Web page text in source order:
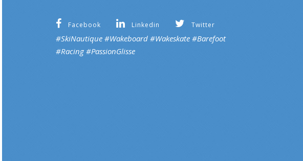
Facebook Linkedin Twitter
#SkiNautique #Wakeboard #Wakeskate #Barefoot
#Racing#PassionGlisse